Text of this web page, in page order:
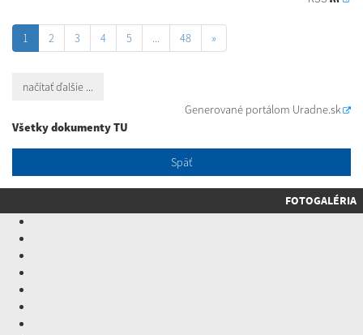
1 2 3 4 5 ... 48 »
načítať ďalšie ...
Generované portálom Uradne.sk
Všetky dokumenty TU
Späť
FOTOGALÉRIA